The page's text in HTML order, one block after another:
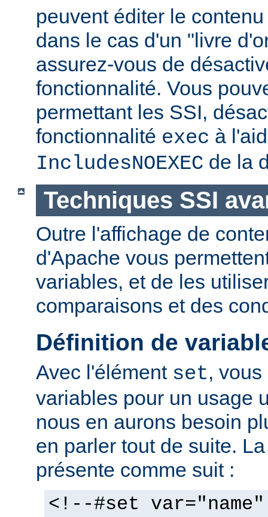
peuvent éditer le
dans le cas d'un "livre
assurez-vous de
fonctionnalité. Vous
permettant les SSI,
fonctionnalité exec à
IncludesNOEXEC de la
Techniques SSI
Outre l'affichage de
d'Apache vous
variables, et de les
comparaisons et des
Définition de
Avec l'élément set,
variables pour un usage
nous en aurons besoin
en parler tout de suite.
présente comme suit :
<!--#set